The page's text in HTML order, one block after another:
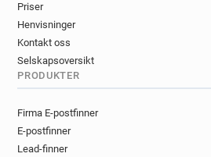
Priser
Henvisninger
Kontakt oss
Selskapsoversikt
PRODUKTER
Firma E-postfinner
E-postfinner
Lead-finner